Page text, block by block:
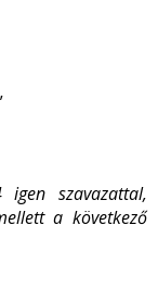
igen szavazattal,
a következő